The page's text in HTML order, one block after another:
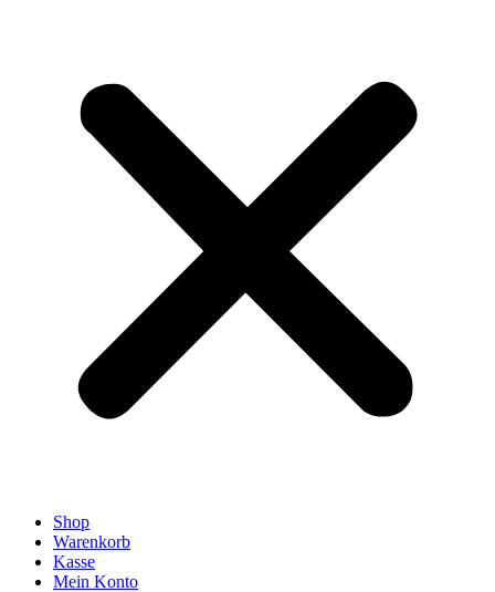
Shop
Warenkorb
Kasse
Mein Konto